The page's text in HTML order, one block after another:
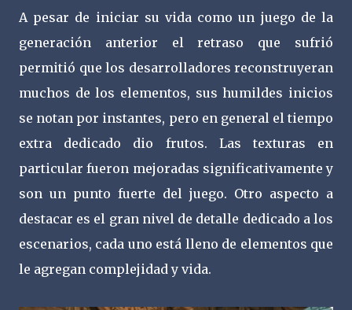
A pesar de iniciar su vida como un juego de la
generación anterior el retraso que sufrió
permitió que los desarrolladores reconstruyeran
muchos de los elementos, sus humildes inicios
se notan por instantes, pero en general el tiempo
extra dedicado dio frutos. Las texturas en
particular fueron mejoradas significativamente y
son un punto fuerte del juego. Otro aspecto a
destacar es el gran nivel de detalle dedicado a los
escenarios, cada uno está lleno de elementos que
le agregan complejidad y vida.